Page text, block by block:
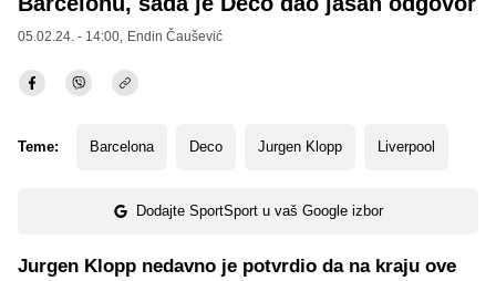
05.02.24. - 14:00, Endin Čaušević
Teme: Barcelona Deco Jurgen Klopp Liverpool
Dodajte SportSport u vaš Google izbor
Jurgen Klopp nedavno je potvrdio da na kraju ove